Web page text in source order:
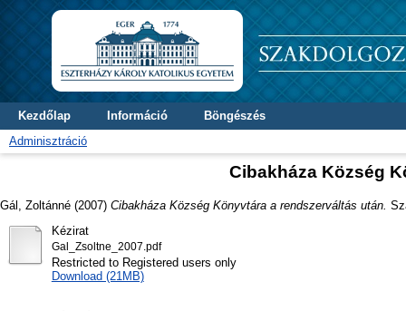
Kezdőlap Információ
Böngészés
Adminisztráció
Cibakháza Község
Gál, Zoltánné (2007) Cibakháza Község Könyvtára a rendszerváltás után.
Kézirat
Gal_Zsoltne_2007.pdf
Restricted to Registered users only
Download (21MB)